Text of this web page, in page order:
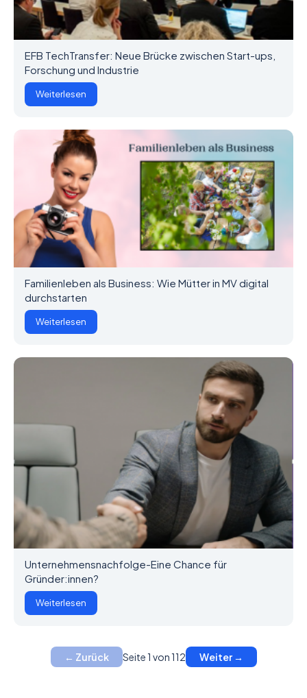
EFB TechTransfer: Neue Brücke zwischen Start-ups,
Forschung und Industrie
Weiterlesen
Familienleben als Business: Wie Mütter in MV digital
durchstarten
Weiterlesen
Unternehmensnachfolge-Eine Chance für
Gründer:innen?
Weiterlesen
← Zurück Seite 1 von 112 Weiter →